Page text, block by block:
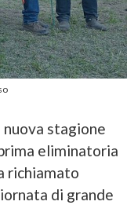
stagione
eliminatoria
richiamato
di grande